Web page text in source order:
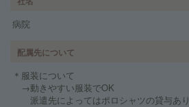
病院
配属先について
＊服装について
→動きやすい服装でOK
派遣先によってはポロシャツの貸与あり